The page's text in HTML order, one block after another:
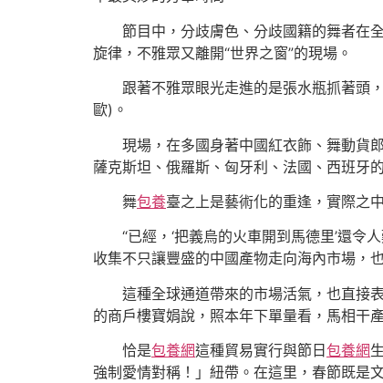
節目中，分歧膚色、分歧國籍的舞者在
旋律，不雅眾又離開“世界之窗”的現場。
跟著不雅眾眼光走進的是張水瓶抓著頭
歐)。
現場，在多國身著中國紅衣飾、舞動貨
薩克斯坦、俄羅斯、匈牙利、法國、西班牙
舞包養臺之上是藝術化的重逢，實際之
“已經，‘把義烏的火車開到馬德里’還
收集不只讓豐盛的中國產物走向海內市場，
這種全球通道帶來的市場活氣，也直接
的商戶樓寶娟說，照本年下單量看，馬相干
恰是包養網這種貿易實行與節日 包養網
強制愛情對稱！」紐帶。在這里，春節既